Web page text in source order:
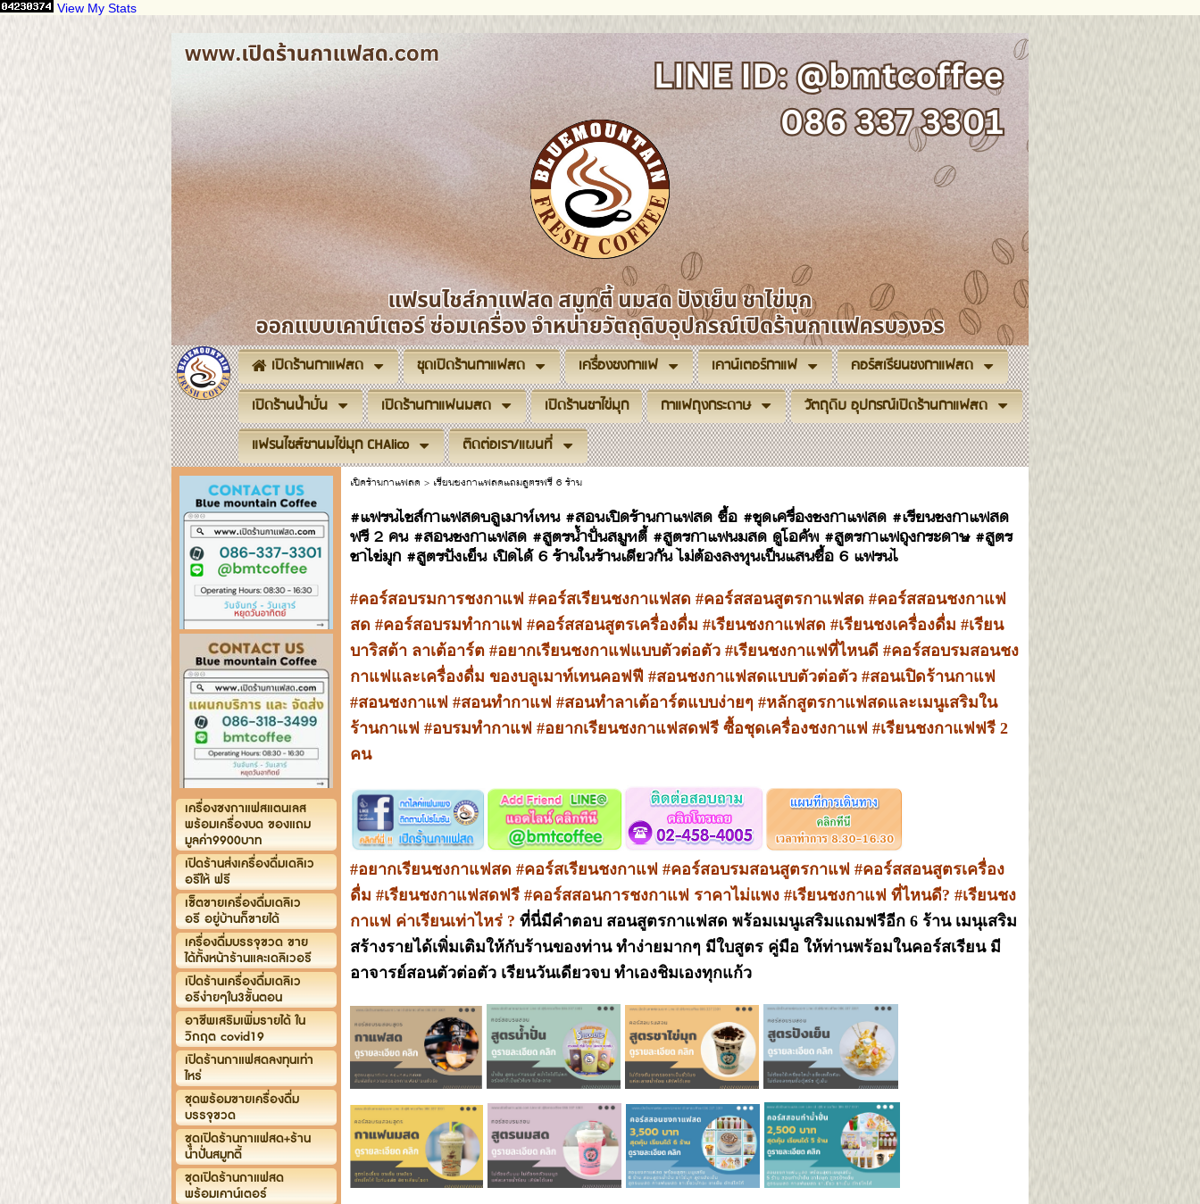
View My Stats
เปิดร้านกาแฟสด ชุดเปิดร้านกาแฟสด เครื่องชงกาแฟ เคาน์เตอร์กาแฟ
คอร์สเรียนชงกาแฟสด
เปิดร้านน้ำปั่น
เปิดร้านกาแฟนมสด เปิดร้านชาไข่มุก กาแฟถุงกระดาษ
วัตถุดิบ อุปกรณ์เปิดร้านกาแฟสด
แฟรนไชส์ชานมไข่มุก CHAlico
ติดต่อเรา/แผนที่
เครื่องชงกาแฟสแตนเลส
พร้อมเครื่องบด ของแถม
มูลค่า9900บาท
เปิดร้านส่งเครื่องดื่มเดลิเว
อรีให้ ฟรี
เซ็ตขายเครื่องดื่มเดลิเว
อรี อยู่บ้านก็ขายได้
เครื่องดื่มบรรจุขวด ขาย
ได้ทั้งหน้าร้านและเดลิเวอรี
เปิดร้านเครื่องดื่มเดลิเว
อรีง่ายๆใน3ขั้นตอน
อาชีพเสริมเพิ่มรายได้ ใน
วิกฤต covid19
เปิดร้านกาแฟสดลงทุนเท่า
ไหร่
ชุดพร้อมขายเครื่องดื่ม
บรรจุขวด
ชุดเปิดร้านกาแฟสด+ร้าน
น้ำปั่นสมูทตี้
ชุดเปิดร้านกาแฟสด
พร้อมเคาน์เตอร์
เปิดร้านกาแฟสด > เรียนชงกาแฟสดแถมสูตรฟรี 6 ร้าน
#แฟรนไชส์กาแฟสดบลูเมาท์เทน #สอนเปิดร้านกาแฟสด ซื้อ #ชุดเครื่องชงกาแฟสด #เรียนชงกาแฟสด
ฟรี 2 คน #สอนชงกาแฟสด #สูตรน้ำปั่นสมูทตี้ #สูตรกาแฟนมสด ดูโอคัพ #สูตรกาแฟถุงกระดาษ #สูตร
ชาไข่มุก #สูตรปังเย็น เปิดได้ 6 ร้านในร้านเดียวกัน ไม่ต้องลงทุนเป็นแสนซื้อ 6 แฟรนไ
#คอร์สอบรมการชงกาแฟ #คอร์สเรียนชงกาแฟสด #คอร์สสอนสูตรกาแฟสด #คอร์สสอนชงกาแฟ
สด #คอร์สอบรมทำกาแฟ #คอร์สสอนสูตรเครื่องดื่ม #เรียนชงกาแฟสด #เรียนชงเครื่องดื่ม #เรียน
บาริสต้า ลาเต้อาร์ต #อยากเรียนชงกาแฟแบบตัวต่อตัว #เรียนชงกาแฟที่ไหนดี #คอร์สอบรมสอนชง
กาแฟและเครื่องดื่ม ของบลูเมาท์เทนคอฟฟี #สอนชงกาแฟสดแบบตัวต่อตัว #สอนเปิดร้านกาแฟ
#สอนชงกาแฟ #สอนทำกาแฟ #สอนทำลาเต้อาร์ตแบบง่ายๆ #หลักสูตรกาแฟสดและเมนูเสริมใน
ร้านกาแฟ #อบรมทำกาแฟ #อยากเรียนชงกาแฟสดฟรี ซื้อชุดเครื่องชงกาแฟ #เรียนชงกาแฟฟรี 2
คน
#อยากเรียนชงกาแฟสด #คอร์สเรียนชงกาแฟ #คอร์สอบรมสอนสูตรกาแฟ #คอร์สสอนสูตรเครื่อง
ดื่ม #เรียนชงกาแฟสดฟรี #คอร์สสอนการชงกาแฟ ราคาไม่แพง #เรียนชงกาแฟ ที่ไหนดี? #เรียนชง
กาแฟ ค่าเรียนเท่าไหร่ ?ที่นี่มีคำตอบ สอนสูตรกาแฟสด พร้อมเมนูเสริมแถมฟรีอีก 6 ร้าน เมนุเสริม
สร้างรายได้เพิ่มเติมให้กับร้านของท่าน ทำง่ายมากๆ มีใบสูตร คู่มือ ให้ท่านพร้อมในคอร์สเรียน มี
อาจารย์สอนตัวต่อตัว เรียนวันเดียวจบ ทำเองชิมเองทุกแก้ว